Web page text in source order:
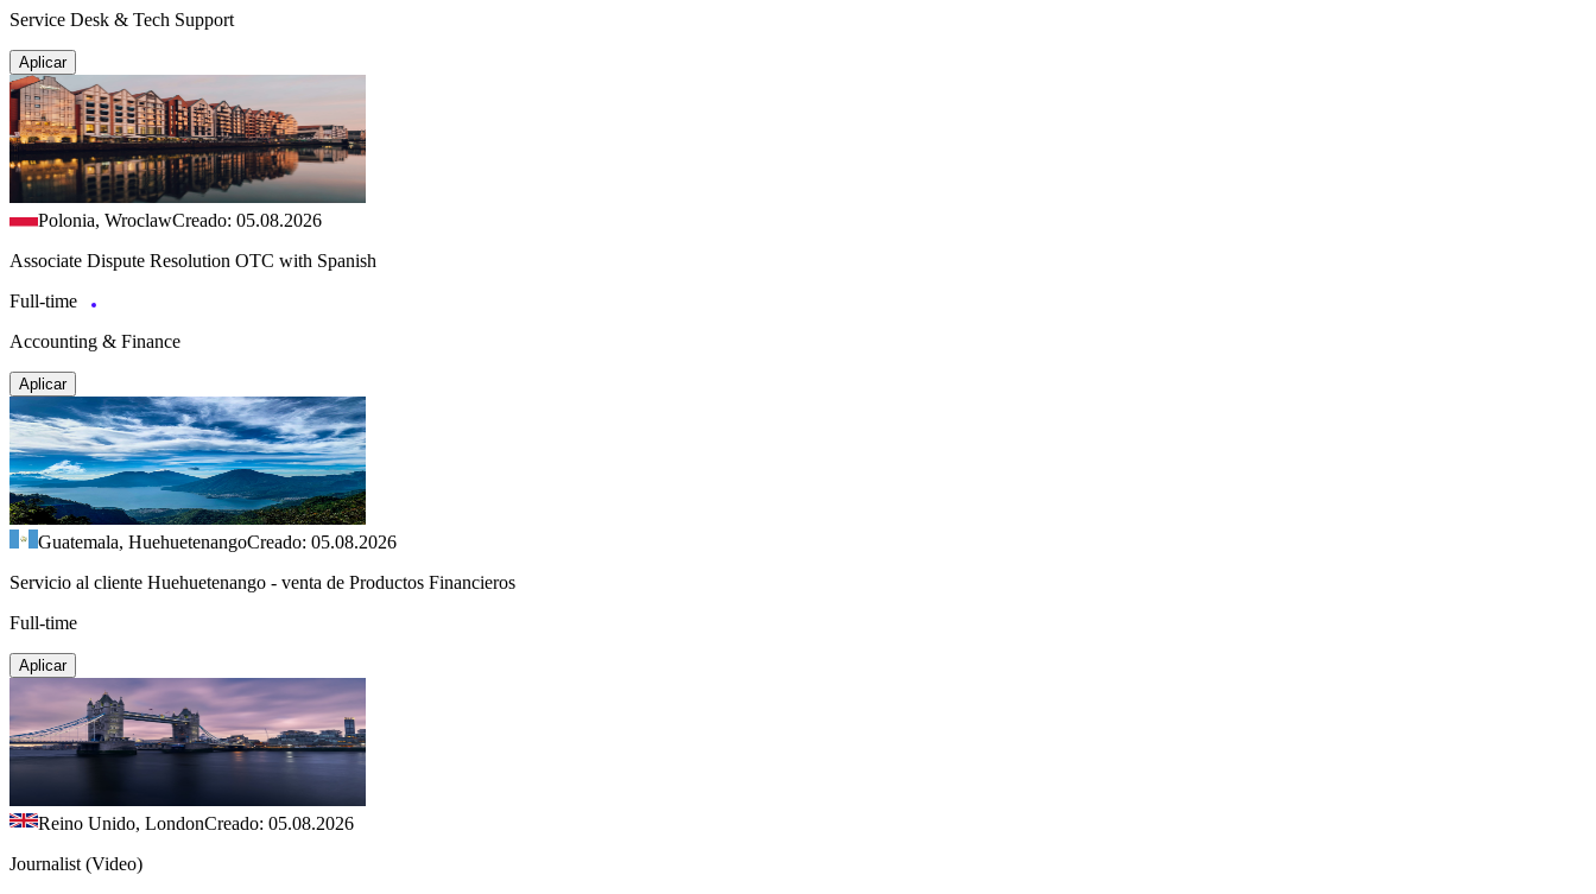
Service Desk & Tech Support
Aplicar
Polonia, WroclawCreado: 05.08.2026
Associate Dispute Resolution OTC with Spanish
Full-time
Accounting & Finance
Aplicar
Guatemala, HuehuetenangoCreado: 05.08.2026
Servicio al cliente Huehuetenango - venta de Productos Financieros
Full-time
Aplicar
Reino Unido, LondonCreado: 05.08.2026
Journalist (Video)